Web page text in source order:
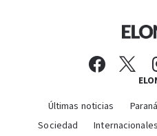
Últimas noticias Paraná
Sociedad
Internacionales